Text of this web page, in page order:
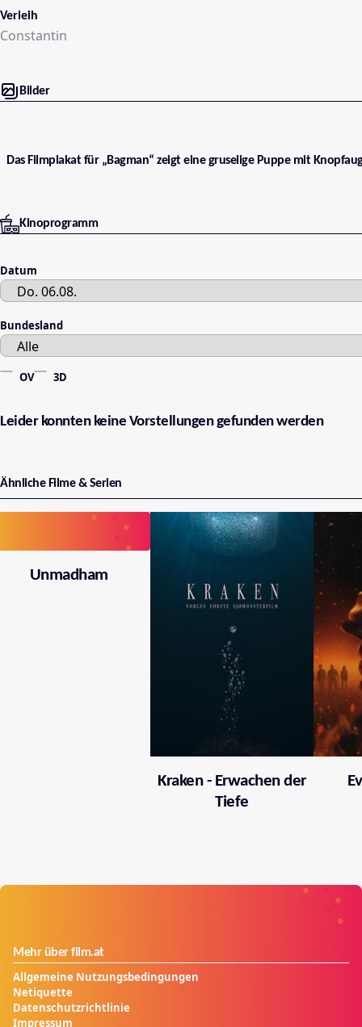
Verleih
Constantin
Bilder
Das Filmplakat für „Bagman“ zeigt eine gruselige Puppe mit
Kinoprogramm
Datum
Bundesland
OV 3D
Leider konnten keine Vorstellungen gefunden werden
Ähnliche Filme & Serien
Unmadham
Kraken - Erwachen der
Tiefe
Mehr über film.at
Allgemeine Nutzungsbedingungen
Netiquette
Datenschutzrichtlinie
Impressum